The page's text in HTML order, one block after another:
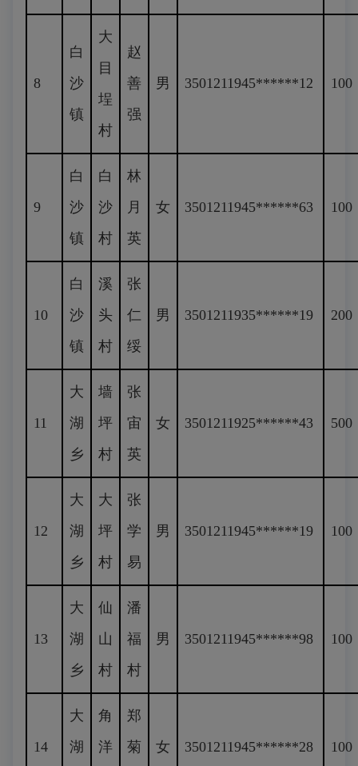
8
白
沙
镇
大
目
埕
村
赵
善
强
男 3501211945******12 100
9
白
沙
镇
白
沙
村
林
月
英
女 3501211945******63 100
10
白
沙
镇
溪
头
村
张
仁
绥
男 3501211935******19 200
11
大
湖
乡
墙
坪
村
张
宙
英
女 3501211925******43 500
12
大
湖
乡
大
坪
村
张
学
易
男 3501211945******19 100
13
大
湖
乡
仙
山
村
潘
福
村
男 3501211945******98 100
14
大
湖
角
洋
郑
菊
女 3501211945******28 100